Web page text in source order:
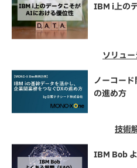
IBM i上の
ソリュ
ノーコー
の進め方
技術
IBM Bob